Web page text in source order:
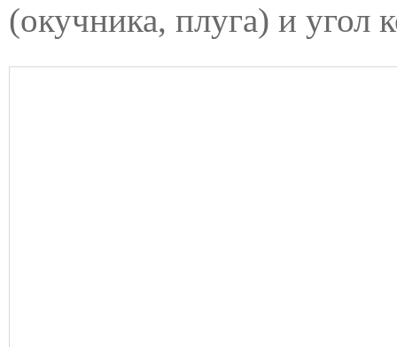
(окучника, плуга) и угол